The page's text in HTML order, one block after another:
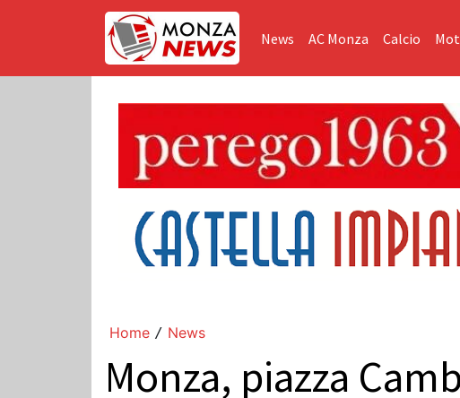
News AC Monza Calcio
Home / News
Monza, piazza